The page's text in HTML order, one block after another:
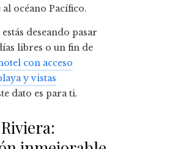
océano Pacífico.
deseando pasar
libres o un fin de
con acceso
y vistas
dato es para ti.